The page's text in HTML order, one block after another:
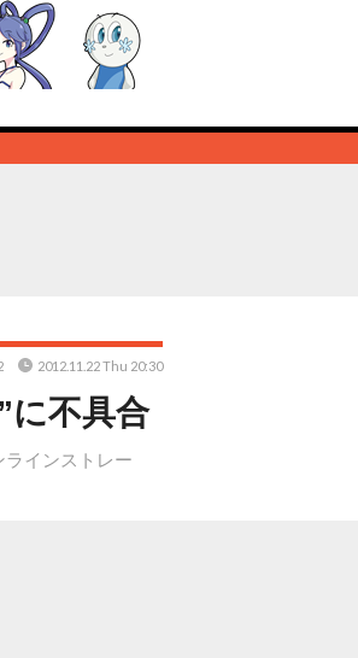
に不具合
ラインストレー
2012.11.22 Thu 20:30